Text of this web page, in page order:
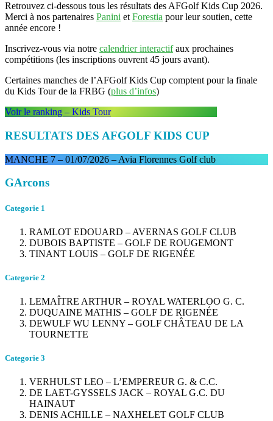
Retrouvez ci-dessous tous les résultats des AFGolf Kids Cup 2026.
Merci à nos partenaires Panini et Forestia pour leur soutien, cette
année encore !
Inscrivez-vous via notre calendrier interactifaux prochaines
compétitions (les inscriptions ouvrent 45 jours avant).
Certaines manches de l’AFGolf Kids Cup comptent pour la finale
du Kids Tour de la FRBG (plus d’infos)
Voir le ranking – Kids Tour
RESULTATS DES AFGOLF KIDS CUP
MANCHE 7 – 01/07/2026 – Avia Florennes Golf club
GArcons
Categorie 1
RAMLOT EDOUARD – AVERNAS GOLF CLUB
DUBOIS BAPTISTE – GOLF DE ROUGEMONT
TINANT LOUIS – GOLF DE RIGENÉE
Categorie 2
LEMAÎTRE ARTHUR – ROYAL WATERLOO G. C.
DUQUAINE MATHIS – GOLF DE RIGENÉE
DEWULF WU LENNY – GOLF CHÂTEAU DE LA
TOURNETTE
Categorie 3
VERHULST LEO – L’EMPEREUR G. & C.C.
DE LAET-GYSSELS JACK – ROYAL G.C. DU
HAINAUT
DENIS ACHILLE – NAXHELET GOLF CLUB